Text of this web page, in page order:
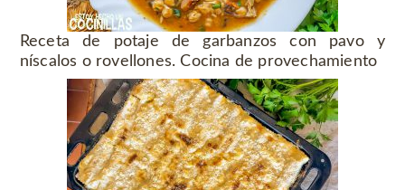
Receta de potaje de garbanzos con pavo y
níscalos o rovellones. Cocina de provechamiento